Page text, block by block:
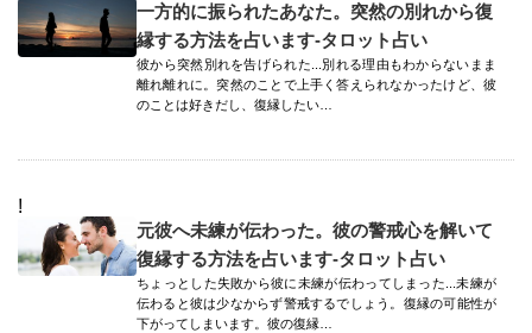
一方的に振られたあなた。突然の別れから復
縁する方法を占います-タロット占い
彼から突然別れを告げられた...別れる理由もわからないまま
離れ離れに。突然のことで上手く答えられなかったけど、彼
のことは好きだし、復縁したい…
!
元彼へ未練が伝わった。彼の警戒心を解いて
復縁する方法を占います-タロット占い
ちょっとした失敗から彼に未練が伝わってしまった...未練が
伝わると彼は少なからず警戒するでしょう。復縁の可能性が
下がってしまいます。彼の復縁…